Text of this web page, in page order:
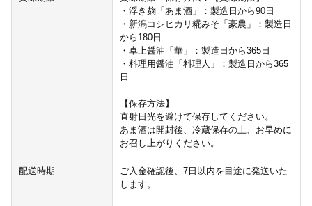
・浮き麹「あま酒」：製造日から90日
・新潟コシヒカリ糀みそ「豪農」：製造日
から180日
・卓上醤油「華」：製造日から365日
・料理用醤油「料理人」：製造日から365
日
【保存方法】
直射日光を避けて保存してください。
あま酒は開封後、冷蔵保存の上、お早めに
お召し上がりください。
配送時期
ご入金確認後、7日以内を目途に発送いた
します。